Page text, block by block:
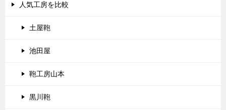
人気工房を比較
土屋鞄
池田屋
鞄工房山本
黒川鞄